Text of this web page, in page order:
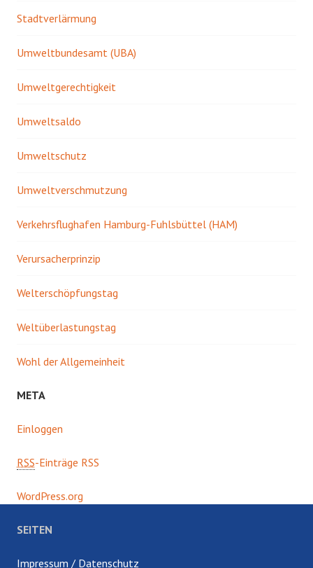
Stadtverlärmung
Umweltbundesamt (UBA)
Umweltgerechtigkeit
Umweltsaldo
Umweltschutz
Umweltverschmutzung
Verkehrsflughafen Hamburg-Fuhlsbüttel (HAM)
Verursacherprinzip
Welterschöpfungstag
Weltüberlastungstag
Wohl der Allgemeinheit
META
Einloggen
RSS-Einträge RSS
WordPress.org
SEITEN
Impressum / Datenschutz